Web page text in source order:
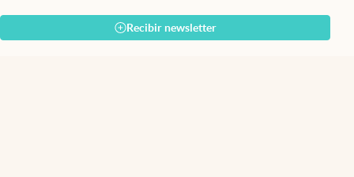
Recibir newsletter